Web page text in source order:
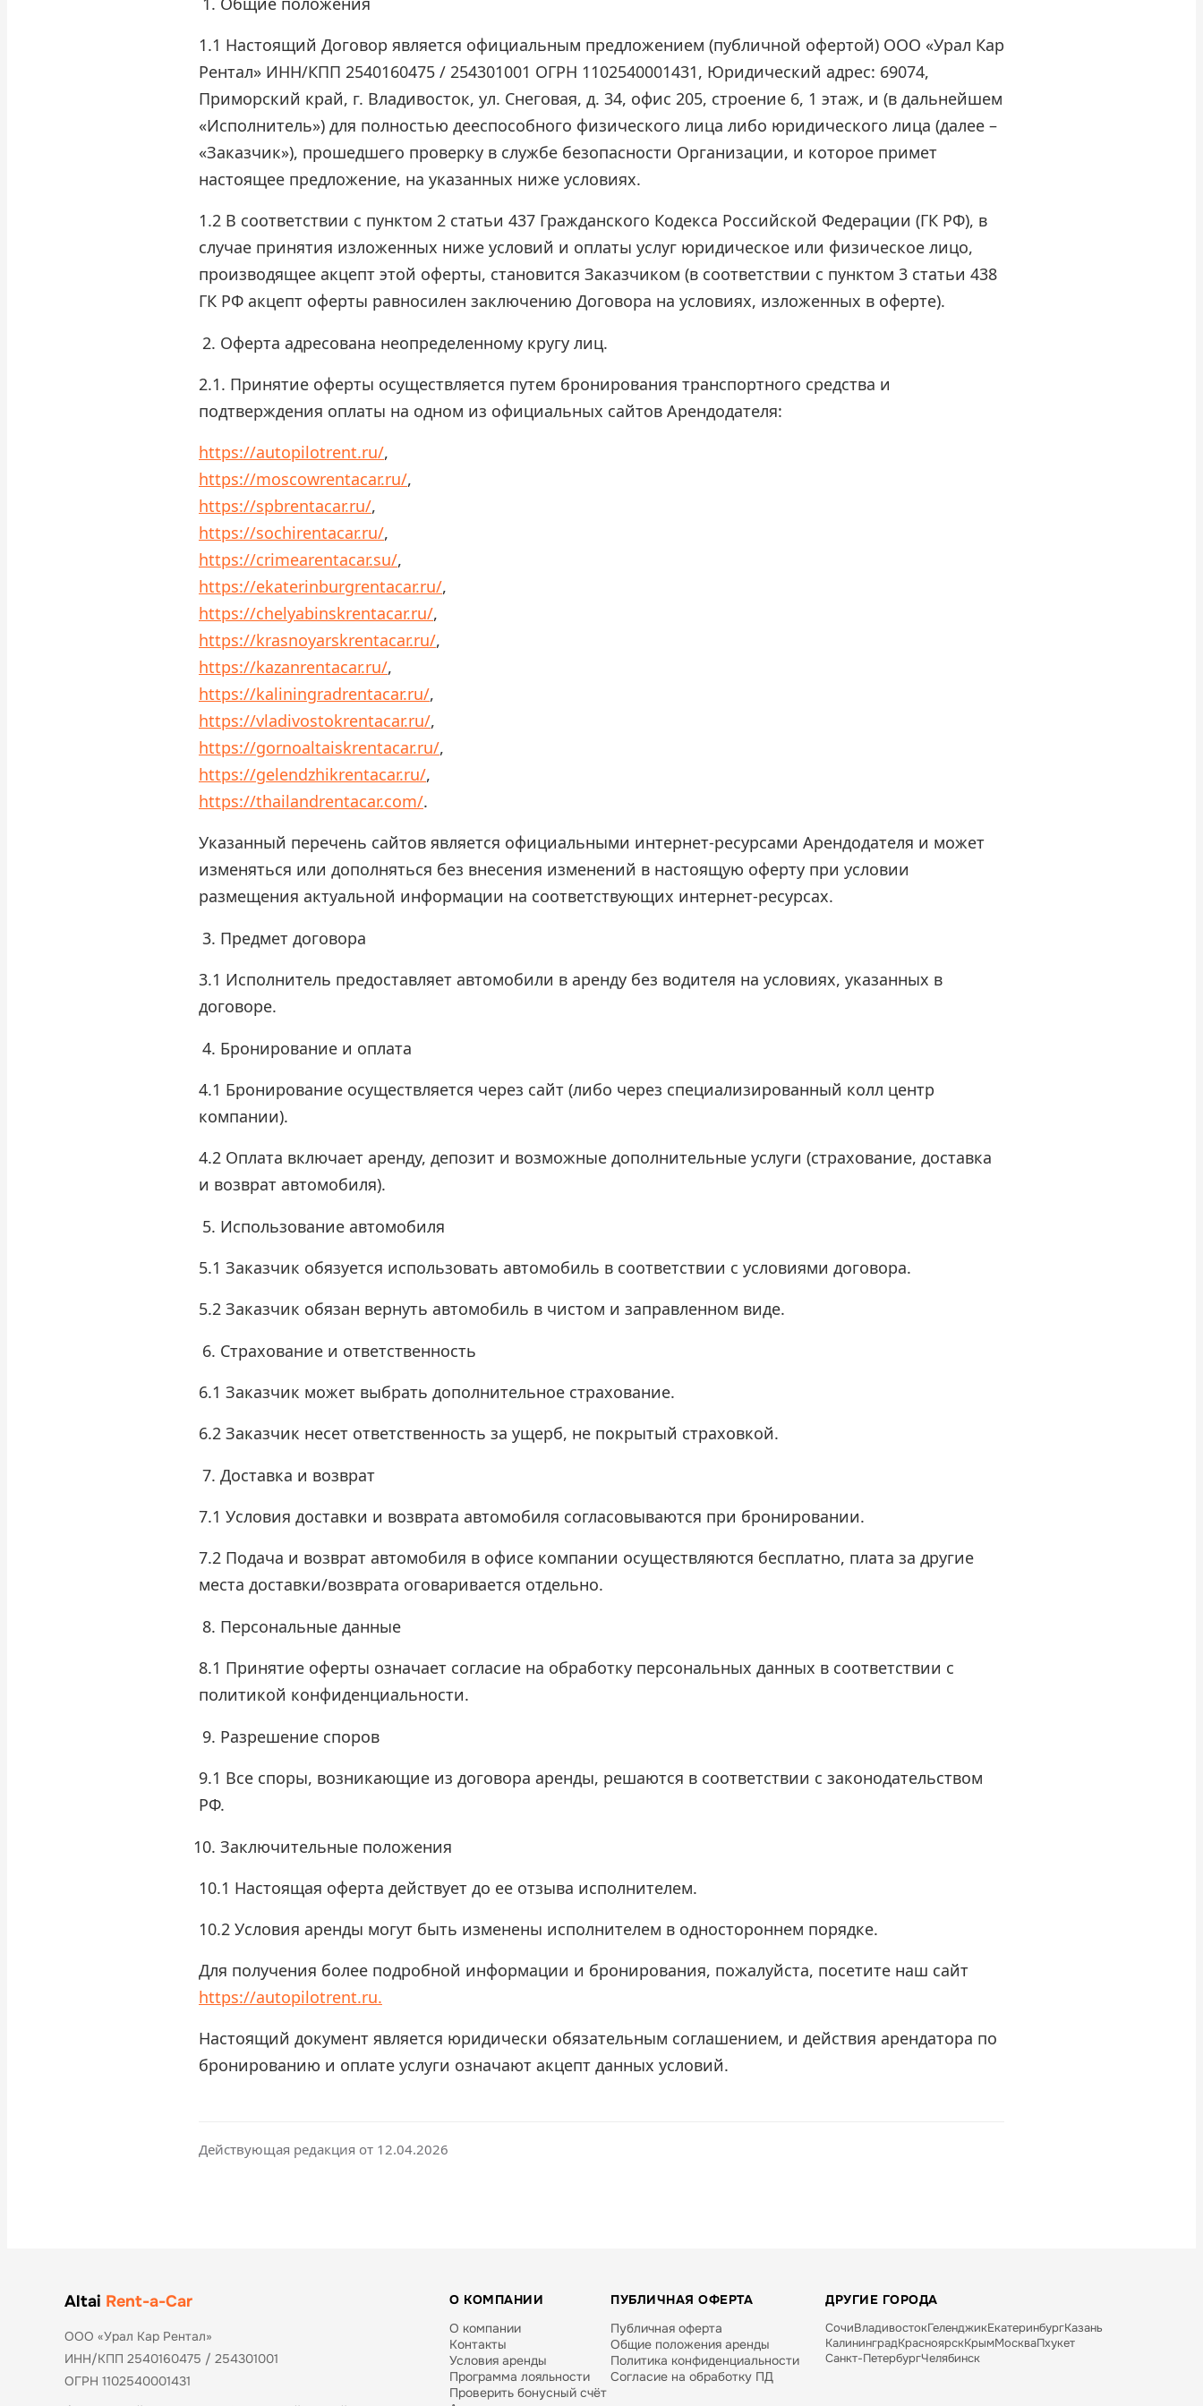
1.1 Настоящий Договор является официальным предложением (публичной офертой) ООО «Урал Кар
Рентал» ИНН/КПП 2540160475 / 254301001 ОГРН 1102540001431, Юридический адрес: 69074,
Приморский край, г. Владивосток, ул. Снеговая, д. 34, офис 205, строение 6, 1 этаж, и (в дальнейшем
«Исполнитель») для полностью дееспособного физического лица либо юридического лица (далее –
«Заказчик»), прошедшего проверку в службе безопасности Организации, и которое примет
настоящее предложение, на указанных ниже условиях.
1.2 В соответствии с пунктом 2 статьи 437 Гражданского Кодекса Российской Федерации (ГК РФ), в
случае принятия изложенных ниже условий и оплаты услуг юридическое или физическое лицо,
производящее акцепт этой оферты, становится Заказчиком (в соответствии с пунктом 3 статьи 438
ГК РФ акцепт оферты равносилен заключению Договора на условиях, изложенных в оферте).
Оферта адресована неопределенному кругу лиц.
2.1. Принятие оферты осуществляется путем бронирования транспортного средства и
подтверждения оплаты на одном из официальных сайтов Арендодателя:
https://autopilotrent.ru/,
https://moscowrentacar.ru/,
https://spbrentacar.ru/,
https://sochirentacar.ru/,
https://crimearentacar.su/,
https://ekaterinburgrentacar.ru/,
https://chelyabinskrentacar.ru/,
https://krasnoyarskrentacar.ru/,
https://kazanrentacar.ru/,
https://kaliningradrentacar.ru/,
https://vladivostokrentacar.ru/,
https://gornoaltaiskrentacar.ru/,
https://gelendzhikrentacar.ru/,
https://thailandrentacar.com/.
Указанный перечень сайтов является официальными интернет-ресурсами Арендодателя и может
изменяться или дополняться без внесения изменений в настоящую оферту при условии
размещения актуальной информации на соответствующих интернет-ресурсах.
Предмет договора
3.1 Исполнитель предоставляет автомобили в аренду без водителя на условиях, указанных в
договоре.
Бронирование и оплата
4.1 Бронирование осуществляется через сайт (либо через специализированный колл центр
компании).
4.2 Оплата включает аренду, депозит и возможные дополнительные услуги (страхование, доставка
и возврат автомобиля).
Использование автомобиля
5.1 Заказчик обязуется использовать автомобиль в соответствии с условиями договора.
5.2 Заказчик обязан вернуть автомобиль в чистом и заправленном виде.
Страхование и ответственность
6.1 Заказчик может выбрать дополнительное страхование.
6.2 Заказчик несет ответственность за ущерб, не покрытый страховкой.
Доставка и возврат
7.1 Условия доставки и возврата автомобиля согласовываются при бронировании.
7.2 Подача и возврат автомобиля в офисе компании осуществляются бесплатно, плата за другие
места доставки/возврата оговаривается отдельно.
Персональные данные
8.1 Принятие оферты означает согласие на обработку персональных данных в соответствии с
политикой конфиденциальности.
Разрешение споров
9.1 Все споры, возникающие из договора аренды, решаются в соответствии с законодательством
РФ.
Заключительные положения
10.1 Настоящая оферта действует до ее отзыва исполнителем.
10.2 Условия аренды могут быть изменены исполнителем в одностороннем порядке.
Для получения более подробной информации и бронирования, пожалуйста, посетите наш сайт
https://autopilotrent.ru.
Настоящий документ является юридически обязательным соглашением, и действия арендатора по
бронированию и оплате услуги означают акцепт данных условий.
Действующая редакция от 12.04.2026
Altai Rent-a-Car
ООО «Урал Кар Рентал»
ИНН/КПП 2540160475 / 254301001
ОГРН 1102540001431
О КОМПАНИИ
О компании
Контакты
Условия аренды
Программа лояльности
Проверить бонусный счёт
ПУБЛИЧНАЯ ОФЕРТА
Публичная оферта
Общие положения аренды
Политика конфиденциальности
Согласие на обработку ПД
ДРУГИЕ ГОРОДА
СочиВладивостокГеленджикЕкатеринбургКазань
КалининградКрасноярскКрымМоскваПхукет
Санкт-ПетербургЧелябинск